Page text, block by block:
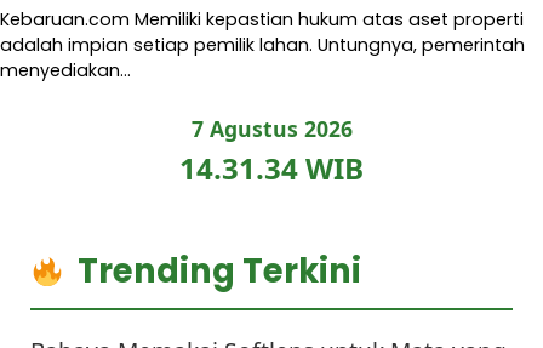
Kebaruan.com Memiliki kepastian hukum atas aset properti
adalah impian setiap pemilik lahan. Untungnya, pemerintah
menyediakan…
7 Agustus 2026
14.31.35 WIB
Trending Terkini